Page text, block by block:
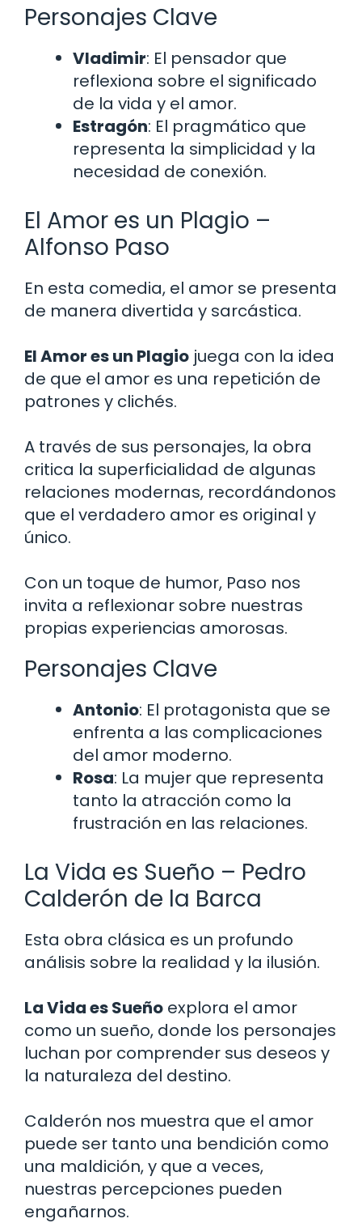
Personajes Clave
Vladimir: El pensador que
reflexiona sobre el significado
de la vida y el amor.
Estragón: El pragmático que
representa la simplicidad y la
necesidad de conexión.
El Amor es un Plagio –
Alfonso Paso
En esta comedia, el amor se presenta
de manera divertida y sarcástica.
El Amor es un Plagio juega con la idea
de que el amor es una repetición de
patrones y clichés.
A través de sus personajes, la obra
critica la superficialidad de algunas
relaciones modernas, recordándonos
que el verdadero amor es original y
único.
Con un toque de humor, Paso nos
invita a reflexionar sobre nuestras
propias experiencias amorosas.
Personajes Clave
Antonio: El protagonista que se
enfrenta a las complicaciones
del amor moderno.
Rosa: La mujer que representa
tanto la atracción como la
frustración en las relaciones.
La Vida es Sueño – Pedro
Calderón de la Barca
Esta obra clásica es un profundo
análisis sobre la realidad y la ilusión.
La Vida es Sueño explora el amor
como un sueño, donde los personajes
luchan por comprender sus deseos y
la naturaleza del destino.
Calderón nos muestra que el amor
puede ser tanto una bendición como
una maldición, y que a veces,
nuestras percepciones pueden
engañarnos.